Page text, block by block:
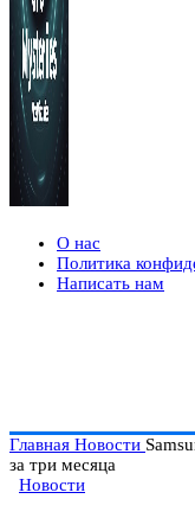
О нас
Политика
Написать нам
Главная Новости
за три месяца
Новости